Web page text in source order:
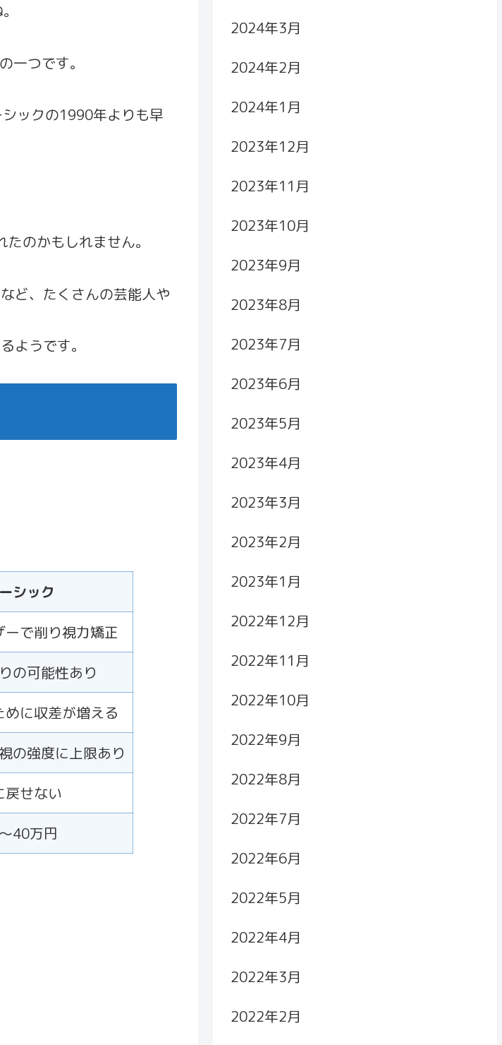
一つです。
ックの1990年よりも早
のかもしれません。
など、たくさんの芸能人や
ようです。
シック
ーで削り視力矯正
の可能性あり
めに収差が増える
の強度に上限あり
戻せない
40万円
2024年3月
2024年2月
2024年1月
2023年12月
2023年11月
2023年10月
2023年9月
2023年8月
2023年7月
2023年6月
2023年5月
2023年4月
2023年3月
2023年2月
2023年1月
2022年12月
2022年11月
2022年10月
2022年9月
2022年8月
2022年7月
2022年6月
2022年5月
2022年4月
2022年3月
2022年2月